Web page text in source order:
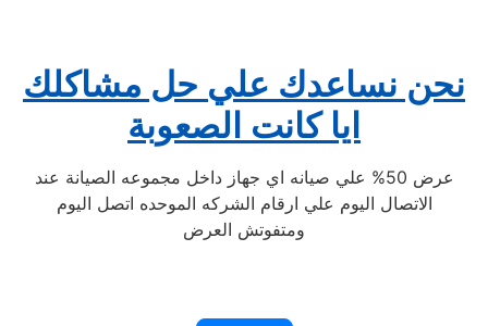
نحن نساعدك علي حل مشاكلك
ايا كانت الصعوبة
عرض 50% علي صيانه اي جهاز داخل مجموعه الصيانة عند
الاتصال اليوم علي ارقام الشركه الموحده اتصل اليوم
ومتفوتش العرض